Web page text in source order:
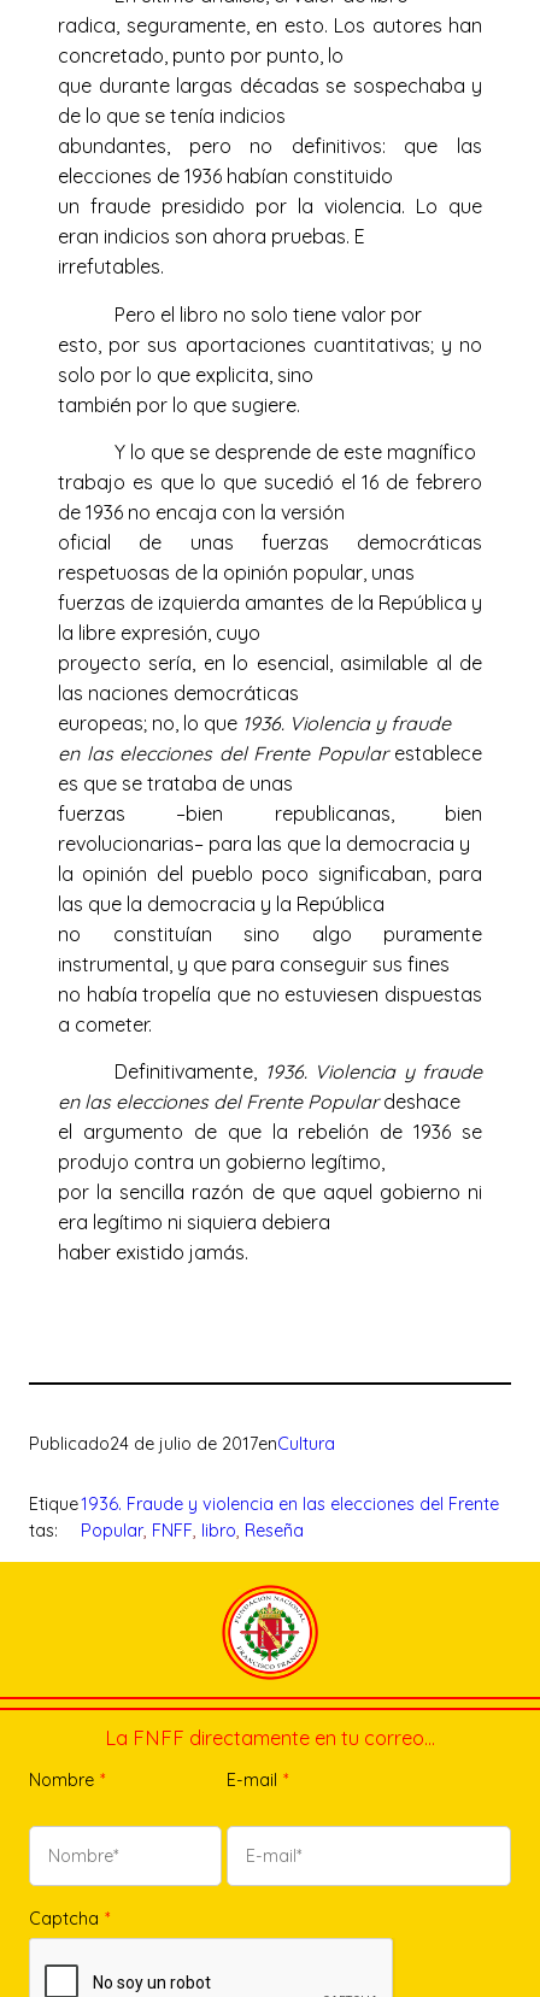
radica, seguramente, en esto. Los autores han
concretado, punto por punto, lo
que durante largas décadas se sospechaba y
de lo que se tenía indicios
abundantes, pero no definitivos: que las
elecciones de 1936 habían constituido
un fraude presidido por la violencia. Lo que
eran indicios son ahora pruebas. E
irrefutables.
Pero el libro no solo tiene valor por
esto, por sus aportaciones cuantitativas; y no
solo por lo que explicita, sino
también por lo que sugiere.
Y lo que se desprende de este magnífico
trabajo es que lo que sucedió el 16 de febrero
de 1936 no encaja con la versión
oficial de unas fuerzas democráticas
respetuosas de la opinión popular, unas
fuerzas de izquierda amantes de la República y
la libre expresión, cuyo
proyecto sería, en lo esencial, asimilable al de
las naciones democráticas
europeas; no, lo que 1936. Violencia y fraude
en las elecciones del Frente Popularestablece
es que se trataba de unas
fuerzas –bien republicanas, bien
revolucionarias– para las que la democracia y
la opinión del pueblo poco significaban, para
las que la democracia y la República
no constituían sino algo puramente
instrumental, y que para conseguir sus fines
no había tropelía que no estuviesen dispuestas
a cometer.
Definitivamente, 1936. Violencia y fraude
en las elecciones del Frente Populardeshace
el argumento de que la rebelión de 1936 se
produjo contra un gobierno legítimo,
por la sencilla razón de que aquel gobierno ni
era legítimo ni siquiera debiera
haber existido jamás.
Publicado24 de julio de 2017enCultura
Etique
tas:
1936. Fraude y violencia en las elecciones del Frente
Popular, FNFF, libro, Reseña
La FNFF directamente en tu correo…
Nombre * E-mail *
Captcha *